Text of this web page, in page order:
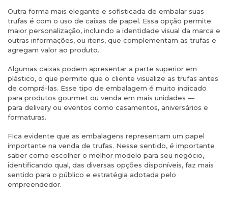
Outra forma mais elegante e sofisticada de embalar suas
trufas é com o uso de caixas de papel. Essa opção permite
maior personalização, incluindo a identidade visual da marca e
outras informações, ou itens, que complementam as trufas e
agregam valor ao produto.
Algumas caixas podem apresentar a parte superior em
plástico, o que permite que o cliente visualize as trufas antes
de comprá-las. Esse tipo de embalagem é muito indicado
para produtos gourmet ou venda em mais unidades —
para delivery ou eventos como casamentos, aniversários e
formaturas.
Fica evidente que as embalagens representam um papel
importante na venda de trufas. Nesse sentido, é importante
saber como escolher o melhor modelo para seu negócio,
identificando qual, das diversas opções disponíveis, faz mais
sentido para o público e estratégia adotada pelo
empreendedor.